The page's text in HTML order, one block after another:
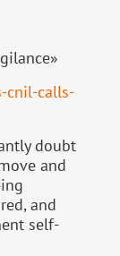
cnil-calls-
doubt
and
and
self-